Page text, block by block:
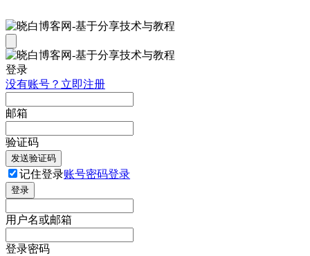
登录
没有账号？立即注册
邮箱
验证码
发送验证码
记住登录账号密码登录
登录
用户名或邮箱
登录密码